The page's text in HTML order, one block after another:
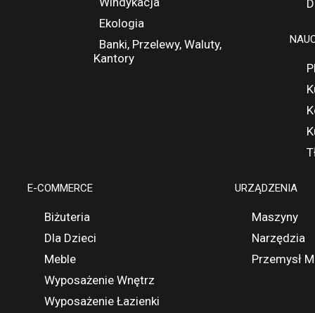
Ekologia
Banki, Przelewy, Waluty,
Kantory
E-COMMERCE
Biżuteria
Dla Dzieci
Meble
Wyposażenie Wnętrz
Wyposażenie Łazienki
URZĄDZENIA
Maszyny
Narzędzia
Przemysł